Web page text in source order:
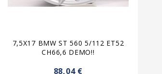
7,5X17 BMW ST 560 5/112 ET52
CH66,6 DEMO!!
88,04 €